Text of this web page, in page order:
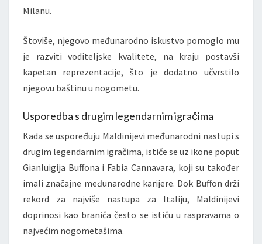
Milanu.
Štoviše, njegovo međunarodno iskustvo pomoglo mu
je razviti voditeljske kvalitete, na kraju postavši
kapetan reprezentacije, što je dodatno učvrstilo
njegovu baštinu u nogometu.
Usporedba s drugim legendarnim igračima
Kada se uspoređuju Maldinijevi međunarodni nastupi s
drugim legendarnim igračima, ističe se uz ikone poput
Gianluigija Buffona i Fabia Cannavara, koji su također
imali značajne međunarodne karijere. Dok Buffon drži
rekord za najviše nastupa za Italiju, Maldinijevi
doprinosi kao braniča često se ističu u raspravama o
najvećim nogometašima.